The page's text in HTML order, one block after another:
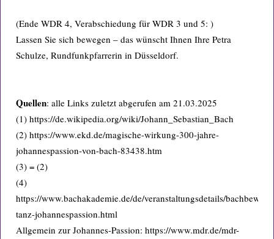
(Ende WDR 4, Verabschiedung für WDR 3 und 5: )
Lassen Sie sich bewegen – das wünscht Ihnen Ihre Petra
Schulze, Rundfunkpfarrerin in Düsseldorf.
Quellen: alle Links zuletzt abgerufen am 21.03.2025
(1) https://de.wikipedia.org/wiki/Johann_Sebastian_Bach
(2) https://www.ekd.de/magische-wirkung-300-jahre-
johannespassion-von-bach-83438.htm
(3) = (2)
(4)
https://www.bachakademie.de/de/veranstaltungsdetails/bachbewegt-
tanz-johannespassion.html
Allgemein zur Johannes-Passion: https://www.mdr.de/mdr-